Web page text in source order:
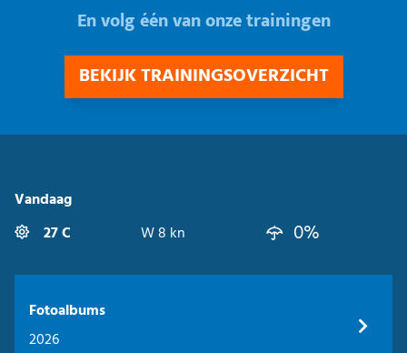
En volg één van onze trainingen
BEKIJK TRAININGSOVERZICHT
Vandaag
27 C
W 8 kn 0%
Fotoalbums
2026